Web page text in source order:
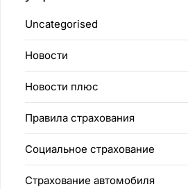
Uncategorised
Новости
Новости плюс
Правила страхования
Социальное страхование
Страхование автомобиля